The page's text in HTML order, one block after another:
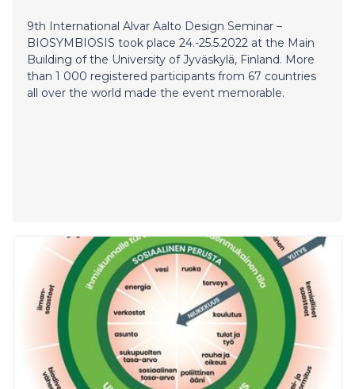
9th International Alvar Aalto Design Seminar –
BIOSYMBIOSIS took place 24.-25.5.2022 at the Main
Building of the University of Jyväskylä, Finland. More
than 1 000 registered participants from 67 countries
all over the world made the event memorable.